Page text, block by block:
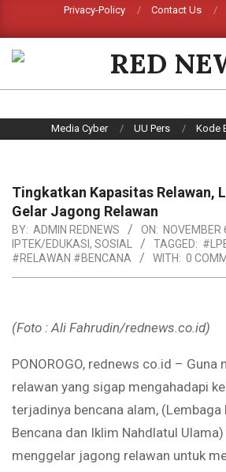
content
Privacy-Policy Contact Us
RED
NEWS
Media Cyber UU Pers Kode
Tingkatkan Kapasitas Relawan,
Gelar Jagong Relawan
BY: ADMIN REDNEWS ON: NOVEMBER
IPTEK/EDUKASI , SOSIAL TAGGED:
#RELAWAN #BENCANA
WITH: 0
(Foto : Ali Fahrudin/rednews.co.id)
PONOROGO, rednews co.id – Guna
relawan yang sigap mengahadapi
terjadinya bencana alam, (Lembaga
Bencana dan Iklim Nahdlatul
menggelar jagong relawan untuk